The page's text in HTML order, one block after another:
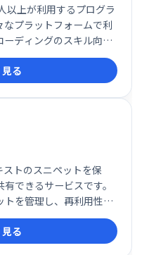
上が利用するプログラ
なプラットフォームで利
ディングのスキル向上
ら上級者まで、自身のペ
しく効率的にプログラ
めです。
る
トのスニペットを保
できるサービスです。
トを管理し、再利用性を
ンショットを保存して
可能です。効率的なコ
る